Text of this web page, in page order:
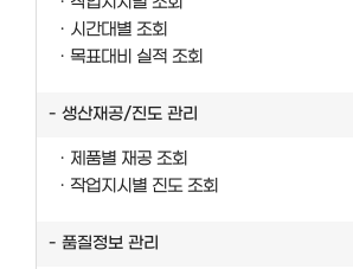
시간대별 조회
목표대비 실적 조회
생산재공/진도 관리
제품별 재공 조회
작업지시별 진도 조회
품질정보 관리